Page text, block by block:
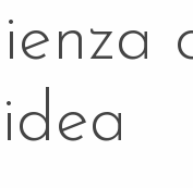
idea